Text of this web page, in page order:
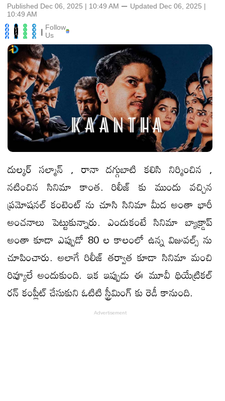
Published Dec 06, 2025 | 10:49 AM ⚊ Updated Dec 06, 2025 |
10:49 AM
| Follow
Us
దుల్కర్ సల్మాన్ , రానా దగ్గుబాటి కలిసి నిర్మించిన ,
నటించిన సినిమా కాంత. రిలీజ్ కు ముందు వచ్చిన
ప్రమోషనల్ కంటెంట్ ను చూసి సినిమా మీద అంతా భారీ
అంచనాలు పెట్టుకున్నారు. ఎందుకంటే సినిమా బ్యాక్డ్రాప్
అంతా కూడా ఎప్పుడో 80 ల కాలంలో ఉన్న విజువల్స్ ను
చూపించారు. అలాగే రిలీజ్ తర్వాత కూడా సినిమా మంచి
రివ్యూలే అందుకుంది. ఇక ఇప్పుడు ఈ మూవీ థియేట్రికల్
రన్ కంప్లీట్ చేసుకుని ఓటిటి స్ట్రీమింగ్ కు రెడీ కానుంది.